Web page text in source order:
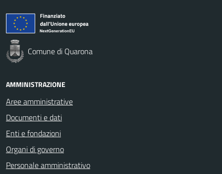
Comune di Quarona
AMMINISTRAZIONE
Aree amministrative
Documenti e dati
Enti e fondazioni
Organi di governo
Personale amministrativo